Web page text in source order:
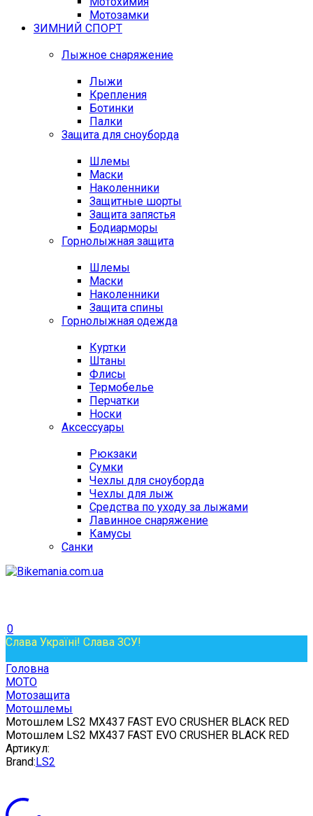
Мотозамки
ЗИМНИЙ СПОРТ
Лыжное снаряжение
Лыжи
Крепления
Ботинки
Палки
Защита для сноуборда
Шлемы
Маски
Наколенники
Защитные шорты
Защита запястья
Бодиарморы
Горнолыжная защита
Шлемы
Маски
Наколенники
Защита спины
Горнолыжная одежда
Куртки
Штаны
Флисы
Термобелье
Перчатки
Носки
Аксессуары
Рюкзаки
Сумки
Чехлы для сноуборда
Чехлы для лыж
Средства по уходу за лыжами
Лавинное снаряжение
Камусы
Санки
0
Слава Україні! Слава ЗСУ!
Головна
МОТО
Мотозащита
Мотошлемы
Мотошлем LS2 MX437 FAST EVO CRUSHER BLACK RED
Мотошлем LS2 MX437 FAST EVO CRUSHER BLACK RED
Артикул:
Brand:LS2